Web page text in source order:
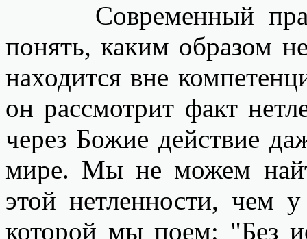
Современный
понять, каким образом
находится вне
он рассмотрит факт
через Божие действие
мире. Мы не можем
этой нетленности, чем
которой мы поем: "Без